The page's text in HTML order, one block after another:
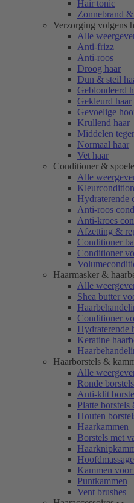
Hair tonic
Zonnebrand
Verzorging volgens
Alle
Anti-frizz
Anti-roos
Droog haar
Dun & steil
Geblondeerd
Gekleurd haar
Gevoelige
Krullend haar
Middelen
Normaal haar
Vet haar
Conditioner &
Alle
Hydraterende
Anti-roos
Anti-kroes
Afzetting &
Conditioner
Conditioner
Haarmasker &
Alle
Shea butter
Conditioner
Hydraterende
Keratine
Haarborstels &
Alle
Ronde borstels
Anti-klit
Platte borstels
Houten
Haarkammen
Borstels met
Kammen
Puntkammen
Vent brushes